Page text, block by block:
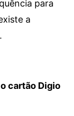
para
a
cartão Digio